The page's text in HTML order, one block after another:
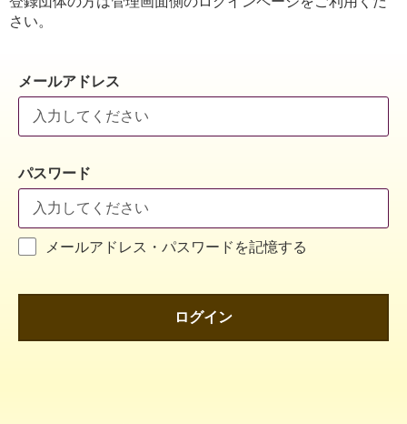
さい。
メールアドレス
パスワード
メールアドレス・パスワードを記憶する
ログイン